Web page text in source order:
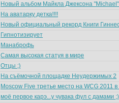
Новый альбом Майкла Джексона
На аватарку детка!!!!
Новый официальный рекорд Книги
Гипнотизирует
Манаброфь
Самая высокая статуя в мире
Отцы ;)
На съёмочной площадке Неудержимых 2
Moscow Five третье место на WCG 2011
моё первое карэ...у чувака фул с дамами ;)